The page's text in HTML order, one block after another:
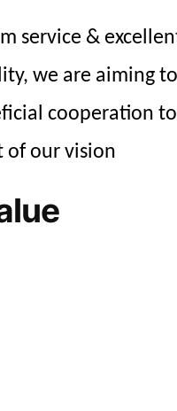
service &
we are aiming
cooperation
of our vision